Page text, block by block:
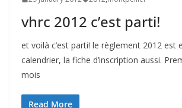
vhrc 2012 c’est parti!
et voilà c’est parti! le règlement 2012 est
calendrier, la fiche d’inscription aussi.
mois
Read More